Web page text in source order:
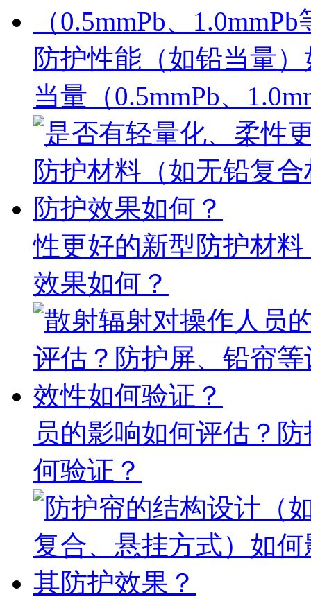
防护性能（如铅当量
当量（0.5mmPb、
性更好的新型防护材
效果如何？
员的影响如何评估？
何验证？